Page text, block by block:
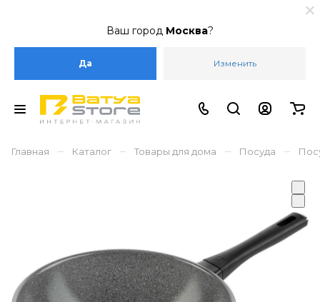
Ваш город Москва?
Да Изменить
Главная – Каталог – Товары для дома – Посуда –